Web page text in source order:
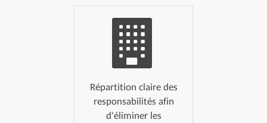
Répartition claire des
responsabilités afin
d'éliminer les